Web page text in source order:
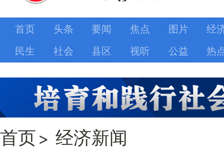
首页 头条 要闻 焦点 图片
经
民生
社会 县区 视听 公益 热
首页> 经济新闻